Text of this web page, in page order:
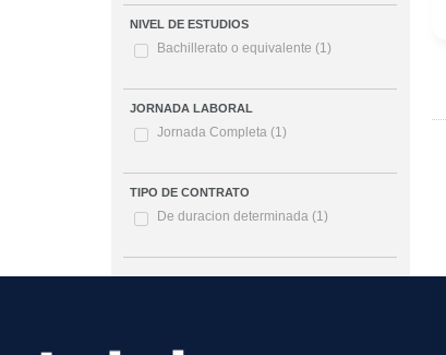
NIVEL DE ESTUDIOS
Bachillerato o equivalente (1)
JORNADA LABORAL
Jornada Completa (1)
TIPO DE CONTRATO
De duracion determinada (1)